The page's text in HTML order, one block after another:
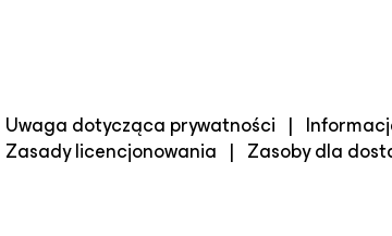
Uwaga dotycząca prywatności |
Zasady licencjonowania | Zasoby dla